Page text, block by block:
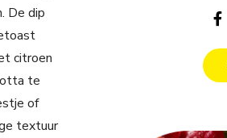
De dip
citroen
te
of
textuur